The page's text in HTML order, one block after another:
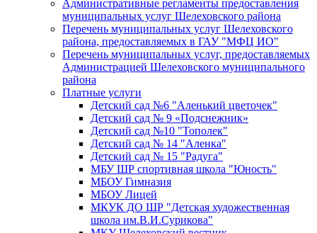
Административные регламенты предоставления
муниципальных услуг Шелеховского района
Перечень муниципальных услуг Шелеховского
района, предоставляемых в ГАУ "МФЦ ИО"
Перечень муниципальных услуг, предоставляемых
Администрацией Шелеховского муниципального
района
Платные услуги
Детский сад №6 "Аленький цветочек"
Детский сад № 9 «Подснежник»
Детский сад №10 "Тополек"
Детский сад № 14 "Аленка"
Детский сад № 15 "Радуга"
МБУ ШР спортивная школа "Юность"
МБОУ Гимназия
МБОУ Лицей
МКУК ДО ШР "Детская художественная
школа им.В.И.Сурикова"